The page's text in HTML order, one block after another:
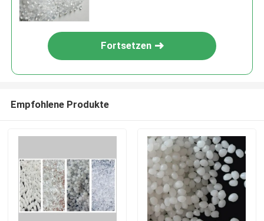
Fortsetzen
Empfohlene Produkte